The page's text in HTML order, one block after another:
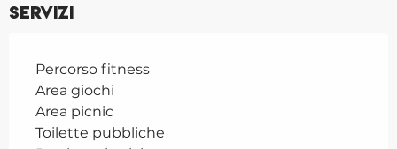
Servizi
Percorso fitness
Area giochi
Area picnic
Toilette pubbliche